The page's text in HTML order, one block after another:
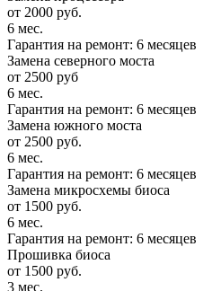
от 2000 руб.
6 мес.
Гарантия на ремонт: 6 месяцев
Замена северного моста
от 2500 руб
6 мес.
Гарантия на ремонт: 6 месяцев
Замена южного моста
от 2500 руб.
6 мес.
Гарантия на ремонт: 6 месяцев
Замена микросхемы биоса
от 1500 руб.
6 мес.
Гарантия на ремонт: 6 месяцев
Прошивка биоса
от 1500 руб.
3 мес.